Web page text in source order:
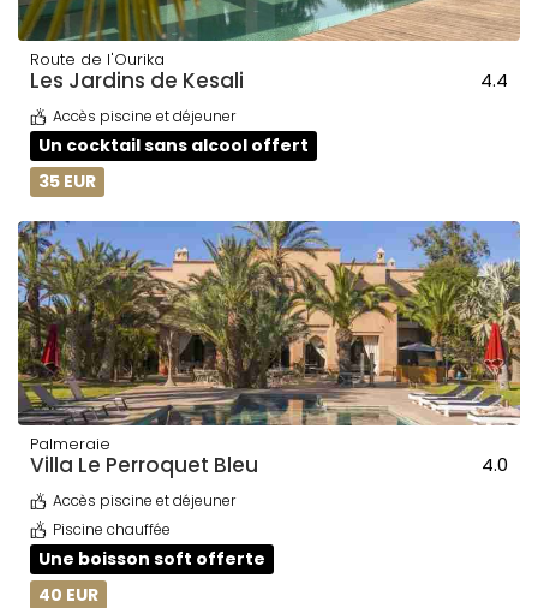
Route de l'Ourika
Les Jardins de Kesali 4.4
Accès piscine et déjeuner
Un cocktail sans alcool offert
35 EUR
Palmeraie
Villa Le Perroquet Bleu 4.0
Accès piscine et déjeuner
Piscine chauffée
Une boisson soft offerte
40 EUR